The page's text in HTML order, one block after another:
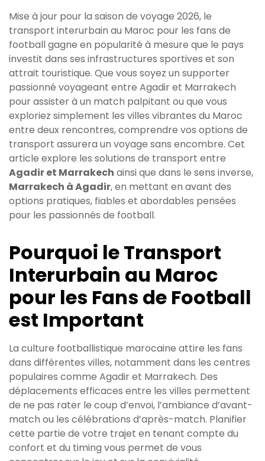
Mise à jour pour la saison de voyage 2026, le
transport interurbain au Maroc pour les fans de
football gagne en popularité à mesure que le pays
investit dans ses infrastructures sportives et son
attrait touristique. Que vous soyez un supporter
passionné voyageant entre Agadir et Marrakech
pour assister à un match palpitant ou que vous
exploriez simplement les villes vibrantes du Maroc
entre deux rencontres, comprendre vos options de
transport assurera un voyage sans encombre. Cet
article explore les solutions de transport entre
Agadir et Marrakech ainsi que dans le sens inverse,
Marrakech à Agadir, en mettant en avant des
options pratiques, fiables et abordables pensées
pour les passionnés de football.
Pourquoi le Transport
Interurbain au Maroc
pour les Fans de Football
est Important
La culture footballistique marocaine attire les fans
dans différentes villes, notamment dans les centres
populaires comme Agadir et Marrakech. Des
déplacements efficaces entre les villes permettent
de ne pas rater le coup d’envoi, l’ambiance d’avant-
match ou les célébrations d’après-match. Planifier
cette partie de votre trajet en tenant compte du
confort et du timing vous permet de vous